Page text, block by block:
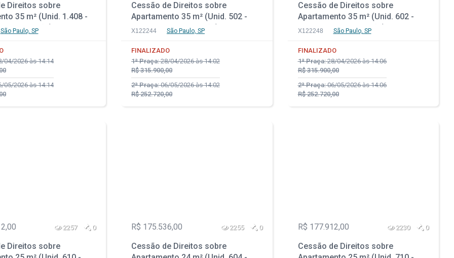
Direitos sobre
35 m² (Unid. 1.408 -
Construção) - Parque
São Paulo, SP
04/2026 às 14:14
05/2026 às 14:14
Cessão de Direitos sobre
Apartamento 35 m² (Unid. 502 -
Prédio em Construção) - Parque
X122244 São Paulo, SP
FINALIZADO
1ª Praça:28/04/2026 às 14:02
R$ 315.900,00
2ª Praça:06/05/2026 às 14:02
R$ 252.720,00
Cessão de Direitos sobre
Apartamento 35 m² (Unid. 602 -
Prédio em Construção) - Parque
X122248 São Paulo, SP
FINALIZADO
1ª Praça:28/04/2026 às 14:06
R$ 315.900,00
2ª Praça:06/05/2026 às 14:06
R$ 252.720,00
2257 0
Direitos sobre
R$ 175.536,00 2255 0
Cessão de Direitos sobre
R$ 177.912,00 2230 0
Cessão de Direitos sobre